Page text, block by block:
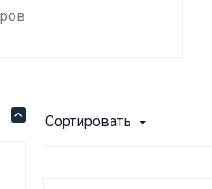
Сортировать